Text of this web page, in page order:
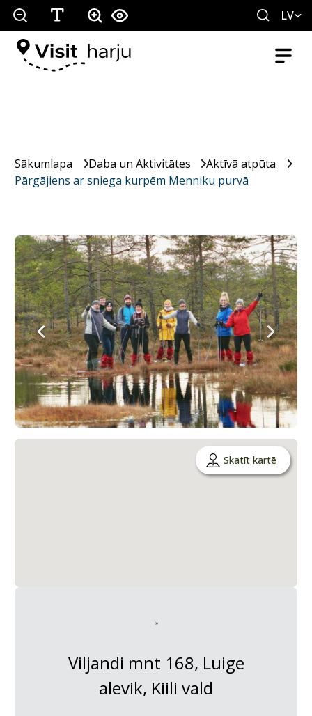
LV
Sākumlapa Daba un Aktivitātes
Aktīvā atpūta
Pārgājiens ar sniega kurpēm Menniku purvā
Skatīt kartē
Viljandi mnt 168, Luige
alevik, Kiili vald